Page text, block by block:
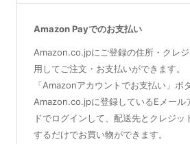
Amazon Payでのお支払い
Amazon.co.jpにご登録の住所・クレ
用してご注文・お支払いができます。
「Amazonアカウントでお支払い」ボ
Amazon.co.jpに登録しているEメール
ドでログインして、配送先とクレジッ
するだけでお買い物ができます。